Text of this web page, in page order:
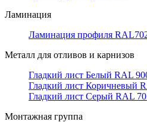
Ламинация
Ламинация профиля
Металл для отливов и карнизов
Гладкий лист Белый RAL
Гладкий лист Коричневый
Гладкий лист Серый RAL
Монтажная группа